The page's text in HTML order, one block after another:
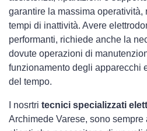
garantire la massima operatività,
tempi di inattività. Avere
performanti, richiede anche la
dovute operazioni di
funzionamento degli apparecchi
del tempo.
I nosrtri tecnici specializzati
Archimede Varese, sono